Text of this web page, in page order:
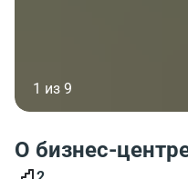
1 из 9
О бизнес-